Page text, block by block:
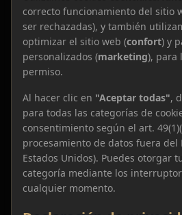
correcto funcionamiento del sitio
ser rechazadas), y también
optimizar el sitio web (confort) y
personalizados (marketing), para
permiso.
Al hacer clic en "Aceptar todas",
para todas las categorías de
consentimiento según el art.
procesamiento de datos fuera del
Estados Unidos). Puedes otorgar
categoría mediante los
cualquier momento.